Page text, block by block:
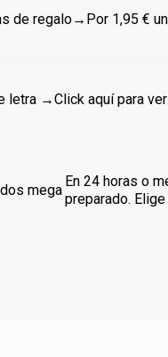
de regalo→Por 1,95 €
letra →Click aquí para
mega
En 24 horas o
preparado.